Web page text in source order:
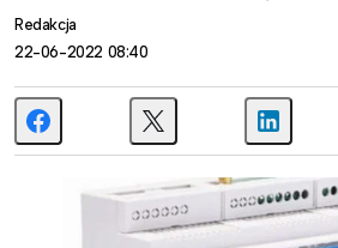
Redakcja
22-06-2022 08:40